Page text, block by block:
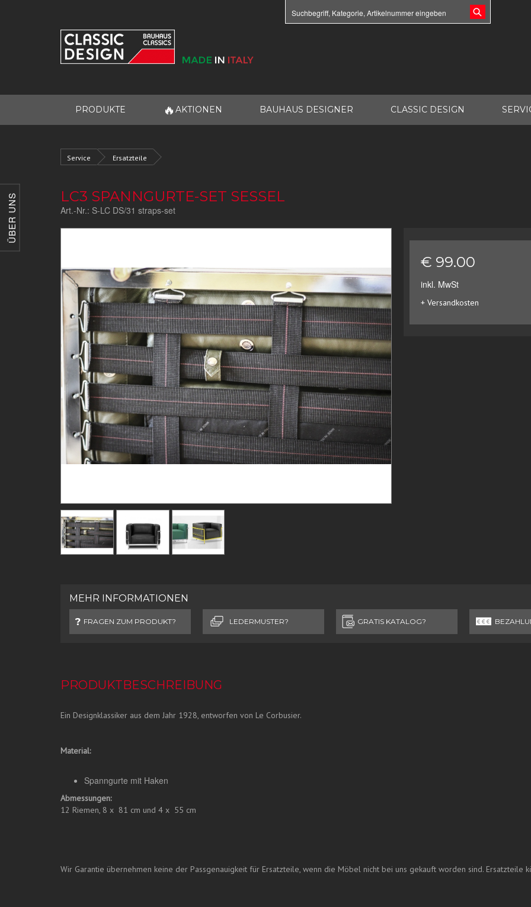
ÜBER UNS
PRODUKTE 🔥 AKTIONEN BAUHAUS DESIGNER CLASSIC DESIGN
Service Ersatzteile
LC3 SPANNGURTE-SET SESSEL
Art.-Nr.: S-LC DS/31 straps-set
€ 99.00
inkl. MwSt
+ Versandkosten
MEHR INFORMATIONEN
FRAGEN ZUM PRODUKT? LEDERMUSTER? GRATIS KATALOG?
PRODUKTBESCHREIBUNG
Ein Designklassiker aus dem Jahr 1928, entworfen von Le Corbusier.
Material:
Spanngurte mit Haken
Abmessungen:
12 Riemen, 8 x 81 cm und 4 x 55 cm
Wir Garantie übernehmen keine der Passgenauigkeit für Ersatzteile, wenn die Möbel nicht bei uns gekauft worden sind. Ersatzteile